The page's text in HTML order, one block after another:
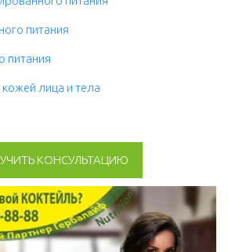
питания
питания
кожей лица и тела
КОНСУЛЬТАЦИЮ